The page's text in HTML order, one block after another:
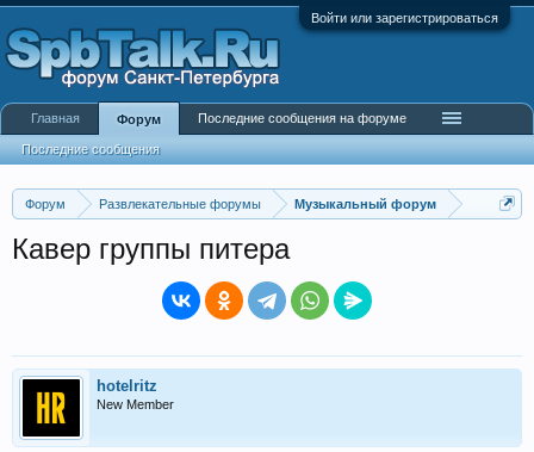
Войти или зарегистрироваться
Форум Развлекательные форумы Музыкальный форум
Кавер группы питера
hotelritz
New Member
Главная Форум
Последние сообщения
Последние сообщения на форуме